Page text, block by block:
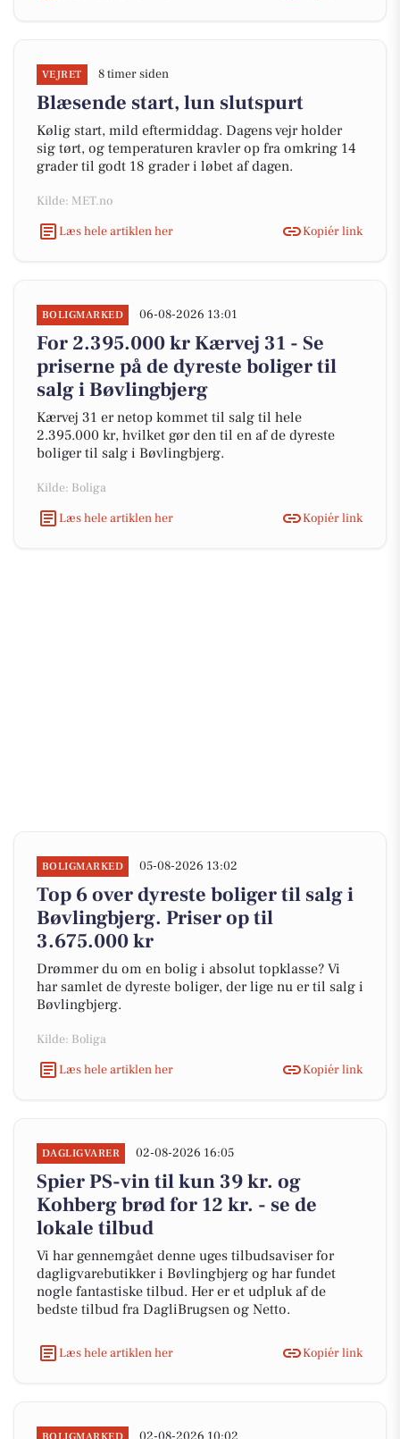
VEJRET 8 timer siden
Blæsende start, lun slutspurt
Kølig start, mild eftermiddag. Dagens vejr holder
sig tørt, og temperaturen kravler op fra omkring 14
grader til godt 18 grader i løbet af dagen.
Kilde: MET.no
Læs hele artiklen her
Kopiér link
BOLIGMARKED 06-08-2026 13:01
For 2.395.000 kr Kærvej 31 - Se
priserne på de dyreste boliger til
salg i Bøvlingbjerg
Kærvej 31 er netop kommet til salg til hele
2.395.000 kr, hvilket gør den til en af de dyreste
boliger til salg i Bøvlingbjerg.
Kilde: Boliga
Læs hele artiklen her
Kopiér link
BOLIGMARKED 05-08-2026 13:02
Top 6 over dyreste boliger til salg i
Bøvlingbjerg. Priser op til
3.675.000 kr
Drømmer du om en bolig i absolut topklasse? Vi
har samlet de dyreste boliger, der lige nu er til salg i
Bøvlingbjerg.
Kilde: Boliga
Læs hele artiklen her
Kopiér link
DAGLIGVARER 02-08-2026 16:05
Spier PS-vin til kun 39 kr. og
Kohberg brød for 12 kr. - se de
lokale tilbud
Vi har gennemgået denne uges tilbudsaviser for
dagligvarebutikker i Bøvlingbjerg og har fundet
nogle fantastiske tilbud. Her er et udpluk af de
bedste tilbud fra DagliBrugsen og Netto.
Læs hele artiklen her Kopiér link